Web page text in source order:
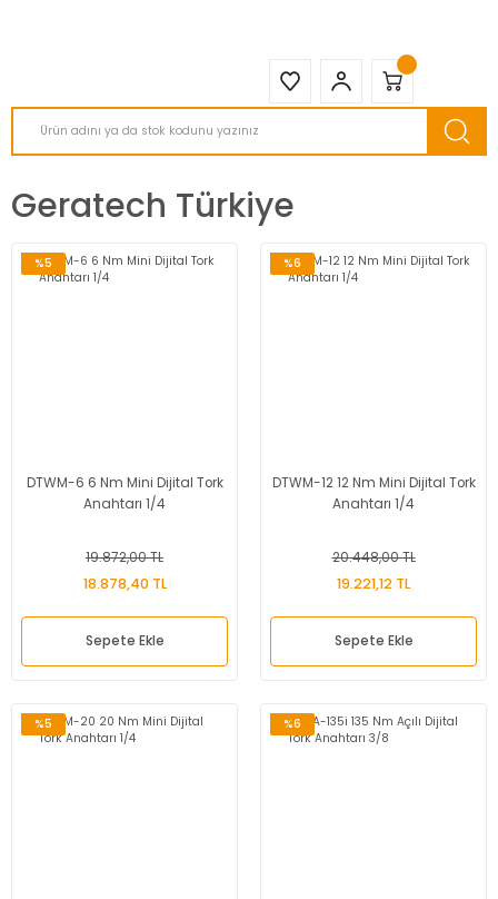
Geratech Türkiye
%5
DTWM-6 6 Nm Mini Dijital Tork
Anahtarı 1/4
19.872,00 TL
18.878,40 TL
Sepete Ekle
%6
DTWM-12 12 Nm Mini Dijital Tork
Anahtarı 1/4
20.448,00 TL
19.221,12 TL
Sepete Ekle
%5 %6